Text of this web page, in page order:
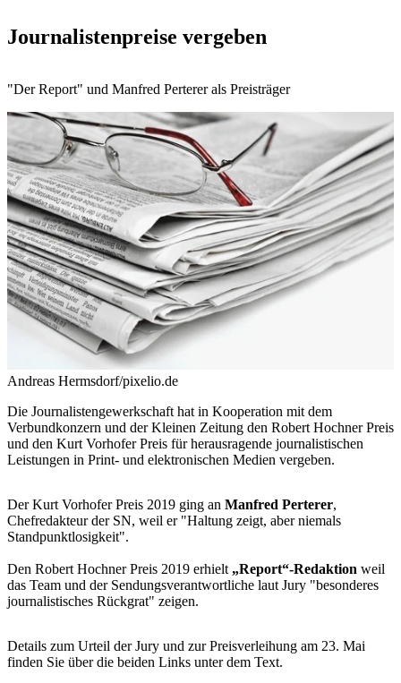
Journalistenpreise vergeben
"Der Report" und Manfred Perterer als Preisträger
Andreas Hermsdorf/pixelio.de
Die Journalistengewerkschaft hat in Kooperation mit dem
Verbundkonzern und der Kleinen Zeitung den Robert Hochner Preis
und den Kurt Vorhofer Preis für herausragende journalistischen
Leistungen in Print- und elektronischen Medien vergeben.
Der Kurt Vorhofer Preis 2019 ging an Manfred Perterer,
Chefredakteur der SN, weil er "Haltung zeigt, aber niemals
Standpunktlosigkeit".
Den Robert Hochner Preis 2019 erhielt „Report“-Redaktion weil
das Team und der Sendungsverantwortliche laut Jury "besonderes
journalistisches Rückgrat" zeigen.
Details zum Urteil der Jury und zur Preisverleihung am 23. Mai
finden Sie über die beiden Links unter dem Text.